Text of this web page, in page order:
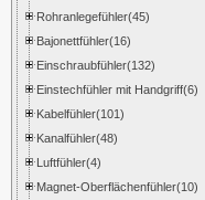
Rohranlegefühler(45)
Bajonettfühler(16)
Einschraubfühler(132)
Einstechfühler mit Handgriff(6)
Kabelfühler(101)
Kanalfühler(48)
Luftfühler(4)
Magnet-Oberflächenfühler(10)